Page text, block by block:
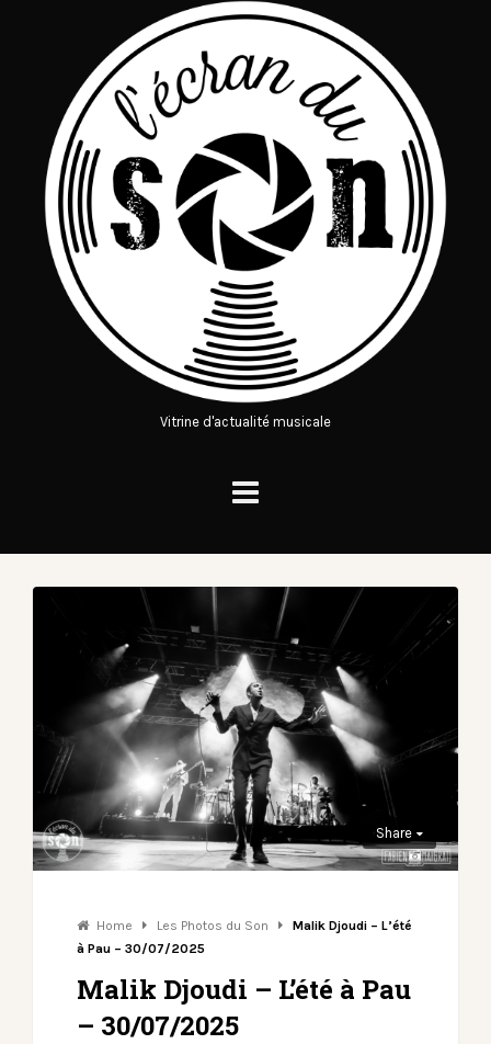
Vitrine d'actualité musicale
Share
Home Les Photos du Son
Malik Djoudi – L’été
à Pau – 30/07/2025
Malik Djoudi – L’été à Pau
– 30/07/2025